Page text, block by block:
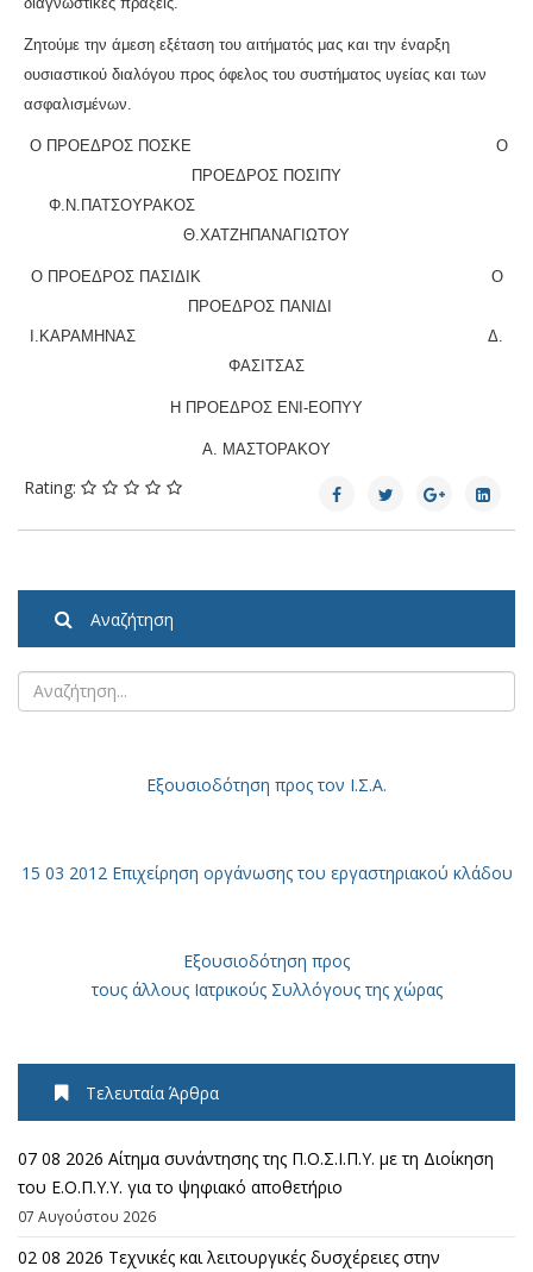
Ζητούμε την άμεση εξέταση του αιτήματός μας και την έναρξη
ουσιαστικού διαλόγου προς όφελος του συστήματος υγείας και των
ασφαλισμένων.
Ο ΠΡΟΕΔΡΟΣ ΠΟΣΚΕ Ο
ΠΡΟΕΔΡΟΣ ΠΟΣΙΠΥ
Φ.Ν.ΠΑΤΣΟΥΡΑΚΟΣ
Θ.ΧΑΤΖΗΠΑΝΑΓΙΩΤΟΥ
Ο ΠΡΟΕΔΡΟΣ ΠΑΣΙΔΙΚ Ο
ΠΡΟΕΔΡΟΣ ΠΑΝΙΔΙ
Ι.ΚΑΡΑΜΗΝΑΣ Δ.
ΦΑΣΙΤΣΑΣ
Η ΠΡΟΕΔΡΟΣ ΕΝΙ-ΕΟΠΥΥ
Α. ΜΑΣΤΟΡΑΚΟΥ
Rating:
Αναζήτηση
Εξουσιοδότηση προς τον Ι.Σ.Α.
15 03 2012 Επιχείρηση οργάνωσης του εργαστηριακού κλάδου
Εξουσιοδότηση προς
τους άλλους Ιατρικούς Συλλόγους της χώρας
Τελευταία Άρθρα
07 08 2026 Αίτημα συνάντησης της Π.Ο.Σ.Ι.Π.Υ. με τη Διοίκηση
του Ε.Ο.Π.Υ.Υ. για το ψηφιακό αποθετήριο
07 Αυγούστου 2026
02 08 2026 Τεχνικές και λειτουργικές δυσχέρειες στην